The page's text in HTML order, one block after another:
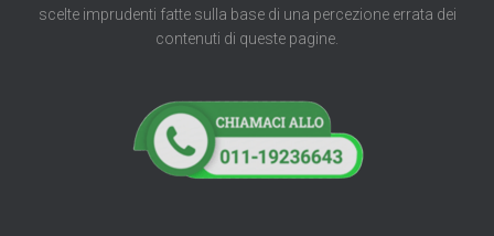
scelte imprudenti fatte sulla base di una percezione errata dei
contenuti di queste pagine.